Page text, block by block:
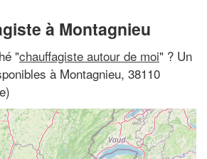
à Montagnieu
"chauffagiste autour de moi" ? Un
à Montagnieu, 38110